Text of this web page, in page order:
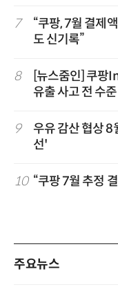
7
“쿠팡, 7월 결제
도 신기록”
8
[뉴스줌인] 쿠팡
유출 사고 전 수
9
우유 감산 협상
선'
10 “쿠팡 7월 추정
주요뉴스